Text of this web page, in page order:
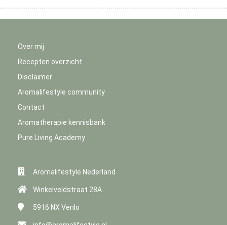
Over mij
Recepten overzicht
Disclaimer
Aromalifestyle community
Contact
Aromatherapie kennisbank
Pure Living Academy
Aromalifestyle Nederland
Winkelveldstraat 28A
5916 NX Venlo